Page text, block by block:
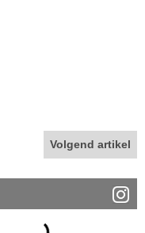
Volgend artikel